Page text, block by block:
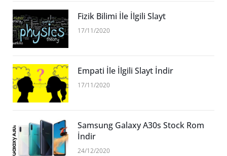
Fizik Bilimi İle İlgili Slayt
17/11/2020
Empati İle İlgili Slayt İndir
17/11/2020
Samsung Galaxy A30s Stock Rom
İndir
24/12/2020